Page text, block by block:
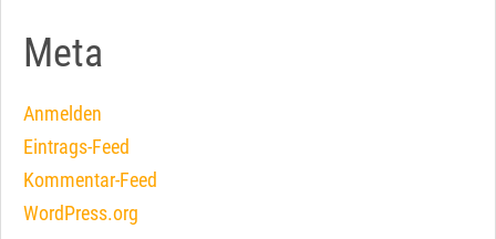
Meta
Anmelden
Eintrags-Feed
Kommentar-Feed
WordPress.org